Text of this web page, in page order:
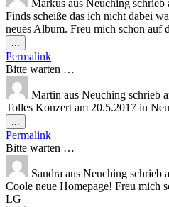
Markus aus Neuching schrieb
Finds scheiße das ich nicht dabei
neues Album. Freu mich schon auf
...
Permalink
Bitte warten …
Martin aus Neuching schrieb
Tolles Konzert am 20.5.2017 in
...
Permalink
Bitte warten …
Sandra aus Neuching schrieb
Coole neue Homepage! Freu mich
LG